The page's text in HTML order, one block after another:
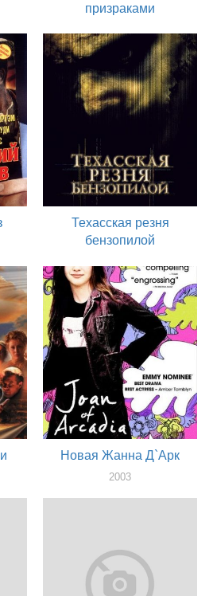
призраками
актер
Техасская резня
бензопилой
актер
Новая Жанна Д`Арк
2003